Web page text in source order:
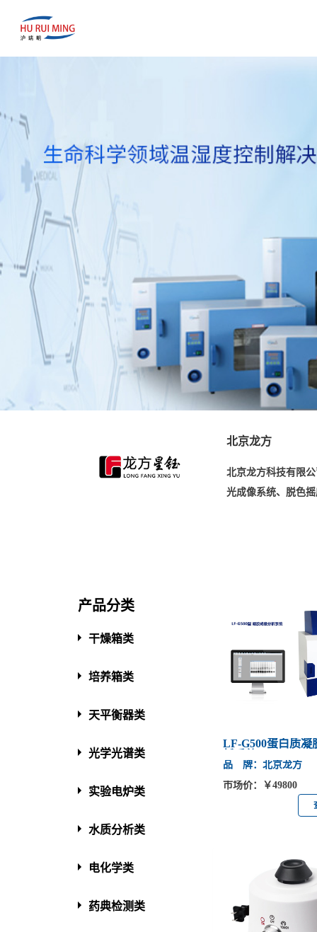
北京龙方
北京龙方科技有限
光成像系统、脱色
产品分类
干燥箱类
培养箱类
天平衡器类
光学光谱类
实验电炉类
水质分析类
电化学类
药典检测类
LF-G500蛋白质凝
品 牌：北京龙方
市场价：￥49800